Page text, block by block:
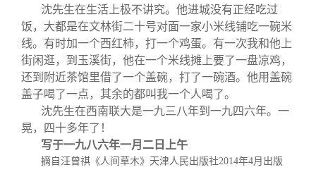
沈先生在生活上极不讲究。他进城没有正经吃过
饭，大都是在文林街二十号对面一家小米线铺吃一碗米
线。有时加一个西红柿，打一个鸡蛋。有一次我和他上
街闲逛，到玉溪街，他在一个米线摊上要了一盘凉鸡，
还到附近茶馆里借了一个盖碗，打了一碗酒。他用盖碗
盖子喝了一点，其余的都叫我一个人喝了。
沈先生在西南联大是一九三八年到一九四六年。一
晃，四十多年了！
写于一九八六年一月二日上午
摘自汪曾祺《人间草木》天津人民出版社2014年4月出版